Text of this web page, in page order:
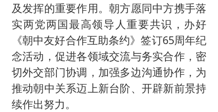
及发挥的重要作用。朝方愿同中方携手落
实两党两国最高领导人重要共识，办好
《朝中友好合作互助条约》签订65周年纪
念活动，促进各领域交流与务实合作，密
切外交部门协调，加强多边沟通协作，为
推动朝中关系迈上新台阶、开辟新前景持
续作出努力。